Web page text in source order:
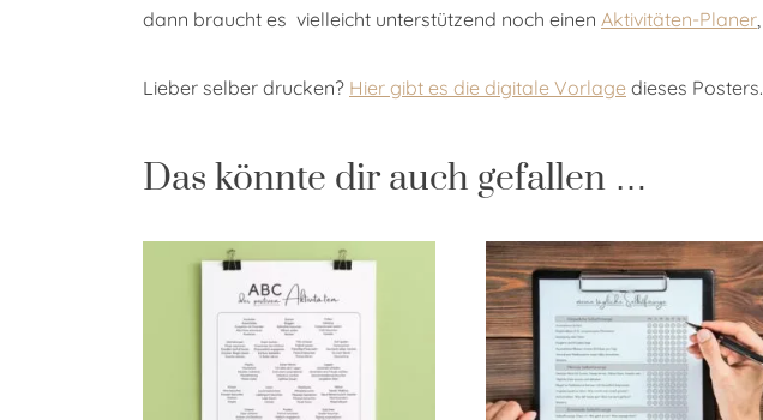
dann braucht es vielleicht unterstützend noch einen Aktivitäten-Planer
Lieber selber drucken? Hier gibt es die digitale Vorlage dieses Posters.
Das könnte dir auch gefallen …